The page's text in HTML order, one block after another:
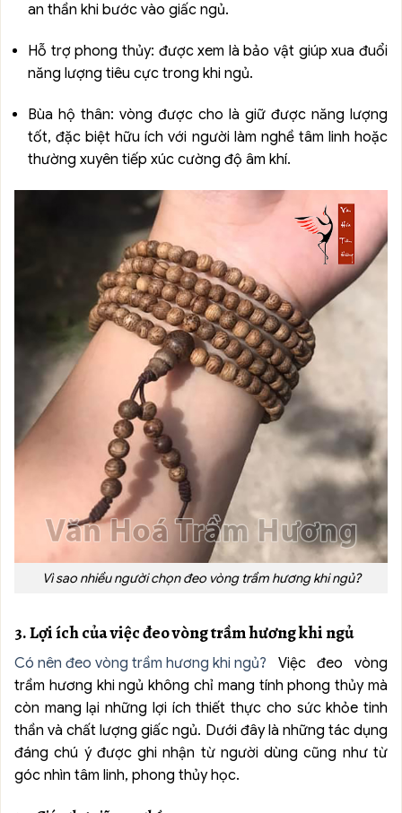
an thần khi bước vào giấc ngủ.
Hỗ trợ phong thủy: được xem là bảo vật giúp xua đuổi
năng lượng tiêu cực trong khi ngủ.
Bùa hộ thân: vòng được cho là giữ được năng lượng
tốt, đặc biệt hữu ích với người làm nghề tâm linh hoặc
thường xuyên tiếp xúc cường độ âm khí.
Vì sao nhiều người chọn đeo vòng trầm hương khi ngủ?
3. Lợi ích của việc đeo vòng trầm hương khi ngủ
Có nên đeo vòng trầm hương khi ngủ? Việc đeo vòng
trầm hương khi ngủ không chỉ mang tính phong thủy mà
còn mang lại những lợi ích thiết thực cho sức khỏe tinh
thần và chất lượng giấc ngủ. Dưới đây là những tác dụng
đáng chú ý được ghi nhận từ người dùng cũng như từ
góc nhìn tâm linh, phong thủy học.